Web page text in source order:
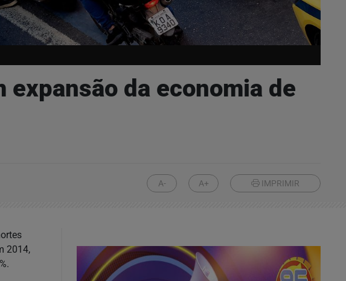
da economia de
A- A+ IMPRIMIR
2014,